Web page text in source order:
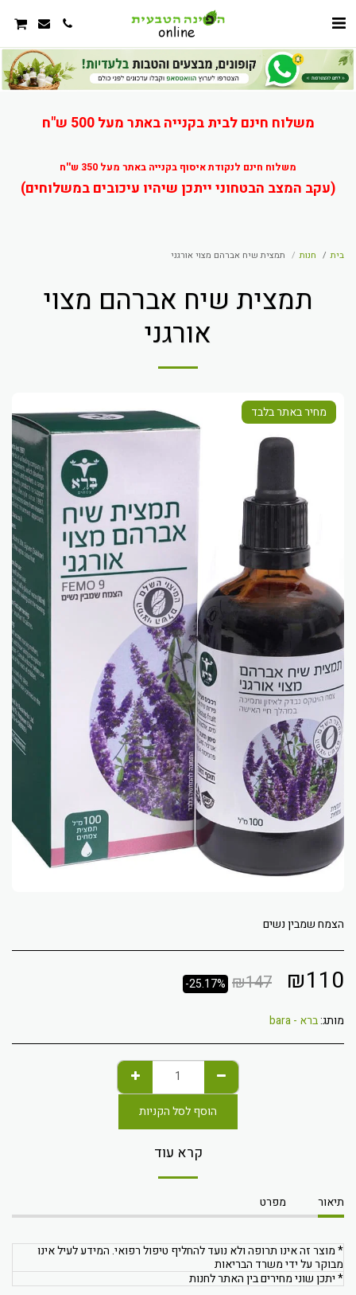
משלוח חינם לבית בקנייה באתר מעל 500 ש"ח
משלוח חינם לנקודת איסוף בקנייה באתר מעל 350 ש''ח
(עקב המצב הבטחוני ייתכן שיהיו עיכובים במשלוחים)
בית חנות תמצית שיח אברהם מצוי אורגני
תמצית שיח אברהם מצוי
אורגני
מחיר באתר בלבד
הצמח שמבין נשים
₪110
₪147
-25.17%
מותג:ברא - bara
הוסף לסל הקניות
קרא עוד
תיאור מפרט
* מוצר זה אינו תרופה ולא נועד להחליף טיפול רפואי. המידע לעיל אינו
מבוקר על ידי משרד הבריאות
* יתכן שוני מחירים בין האתר לחנות